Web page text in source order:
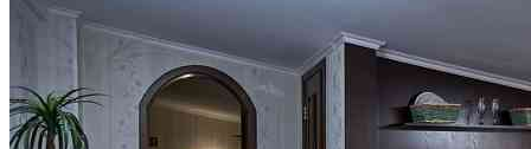
В аренду; Площадь: 7 м²; Сдает: Собственник; Залог: Без залога